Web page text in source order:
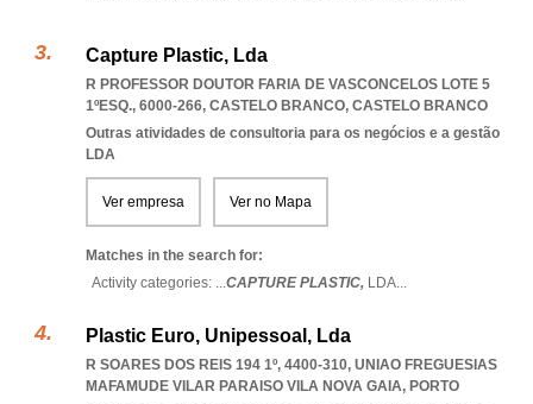
Capture Plastic, Lda
R PROFESSOR DOUTOR FARIA DE VASCONCELOS LOTE 5
1ºESQ., 6000-266, CASTELO BRANCO, CASTELO BRANCO
Outras atividades de consultoria para os negócios e a gestão
LDA
Ver empresa Ver no Mapa
Matches in the search for:
Activity categories: ...CAPTURE PLASTIC, LDA...
Plastic Euro, Unipessoal, Lda
R SOARES DOS REIS 194 1º, 4400-310, UNIAO FREGUESIAS
MAFAMUDE VILAR PARAISO VILA NOVA GAIA, PORTO